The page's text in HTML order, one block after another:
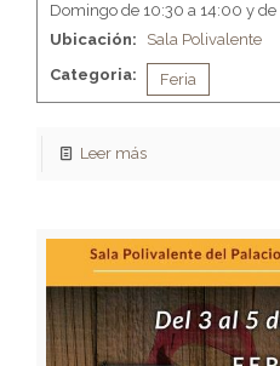
Domingo de 10:30 a 14:00 y
Ubicación:
Sala Polivalente
Categoria:
Feria
Leer más